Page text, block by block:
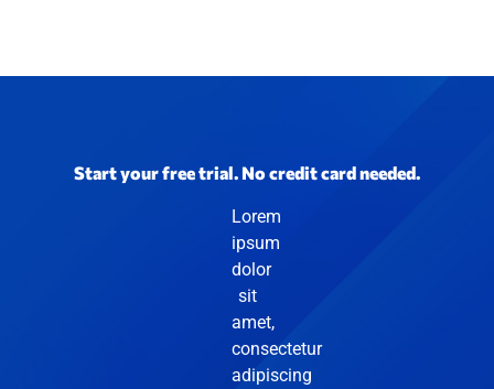
Start your free trial. No credit card needed.
Lorem
ipsum
dolor
sit
amet,
consectetur
adipiscing